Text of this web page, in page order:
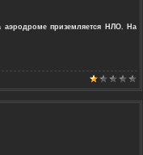
аэродроме приземляется НЛО. На